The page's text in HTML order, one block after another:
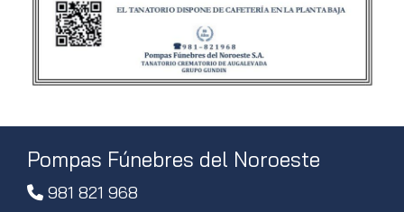
Pompas Fúnebres del Noroeste
981 821 968